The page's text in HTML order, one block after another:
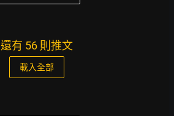
還有 56 則推文
載入全部